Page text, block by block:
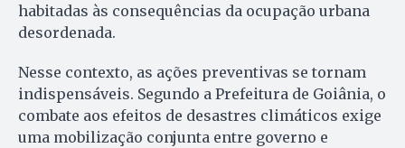
habitadas às consequências da ocupação urbana
desordenada.
Nesse contexto, as ações preventivas se tornam
indispensáveis. Segundo a Prefeitura de Goiânia, o
combate aos efeitos de desastres climáticos exige
uma mobilização conjunta entre governo e